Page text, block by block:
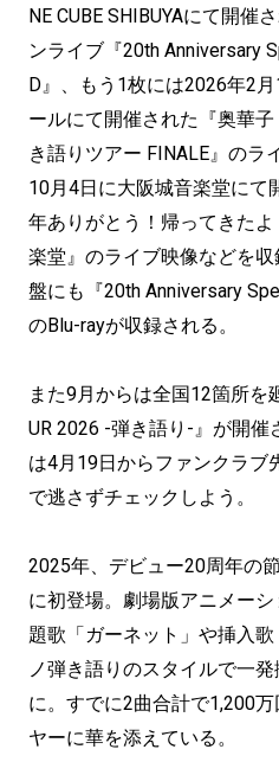
NE CUBE SHIBUYAにて開催
ンライブ『20th Anniversary
D』、もう1枚には2026年2
ールにて開催された『奥華
き語りツアー FINALE』のラ
10月4日に大阪城音楽堂にて
年ありがとう！帰ってきた
楽堂』のライブ映像などを
盤にも『20th Anniversary
のBlu-rayが収録される。
また9月からは全国12箇所を
UR 2026 -弾き語り-』が開催
は4月19日からファンクラブ
で逃さずチェックしよう。
2025年、デビュー20周年の節
に初登場。劇場版アニメー
題歌「ガーネット」や挿入
ノ弾き語りのスタイルで一
に。すでに2曲合計で1,200
ヤーに華を添えている。